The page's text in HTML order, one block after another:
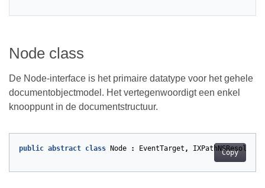
Node class
De Node-interface is het primaire datatype voor het gehele
documentobjectmodel. Het vertegenwoordigt een enkel
knooppunt in de documentstructuur.
Copy
public abstract class Node : EventTarget , IXPathNSResolver